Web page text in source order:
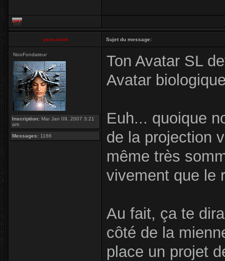
yann.minh Sujet du message:
NooFondateur
Inscription: Mar Jan 09, 2007 3:21
am
Messages: 1166
Ton Avatar SL
Avatar
Euh... quoique
de la projection
même très
vivement que le
Au fait, ça te
côté de la
place un projet